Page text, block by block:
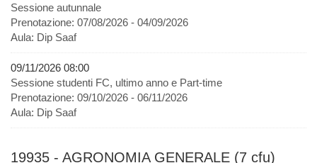
Sessione autunnale
Prenotazione: 07/08/2026 - 04/09/2026
Aula: Dip Saaf
09/11/2026 08:00
Sessione studenti FC, ultimo anno e Part-time
Prenotazione: 09/10/2026 - 06/11/2026
Aula: Dip Saaf
19935 - AGRONOMIA GENERALE (7 cfu)